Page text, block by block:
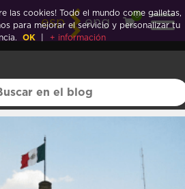
esp eng
0
las cookies! Todo el mundo come galletas,
para mejorar el servicio y personalizar tu
OK + información